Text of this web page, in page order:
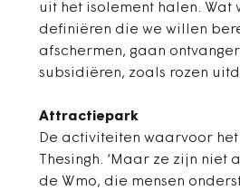
uit het isolement halen.
definiëren die we willen
afschermen, gaan
subsidiëren, zoals rozen
Attractiepark
De activiteiten waarvoor
Thesingh. ‘Maar ze zijn
de Wmo, die mensen